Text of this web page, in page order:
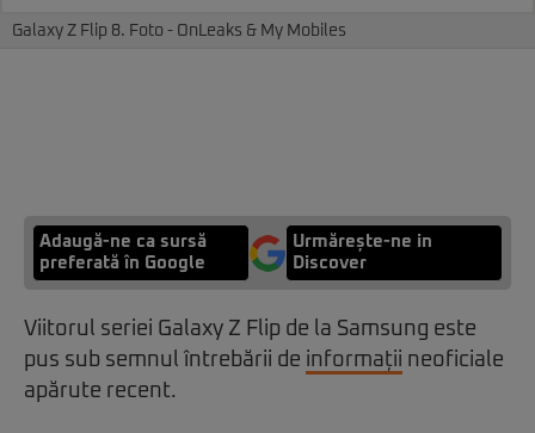
Galaxy Z Flip 8. Foto - OnLeaks & My Mobiles
Adaugă-ne ca sursă
preferată în Google
Urmărește-ne in
Discover
Viitorul seriei Galaxy Z Flip de la Samsung este
pus sub semnul întrebării de informații neoficiale
apărute recent.